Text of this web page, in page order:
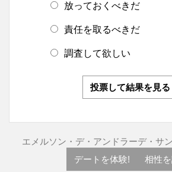
放っておくべきだ
責任を取るべきだ
調査して欲しい
投票して結果を見る
エメルソン・デ・アンドラーデ・サ
デートを体験!
相性